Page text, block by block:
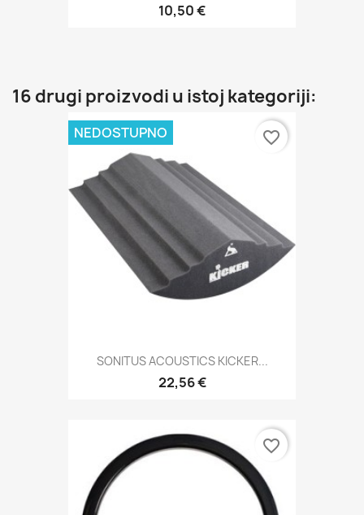
10,50 €
16 drugi proizvodi u istoj kategoriji:
SONITUS ACOUSTICS KICKER...
22,56 €
NEDOSTUPNO favorite_border
favorite_border